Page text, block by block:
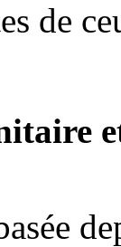
de